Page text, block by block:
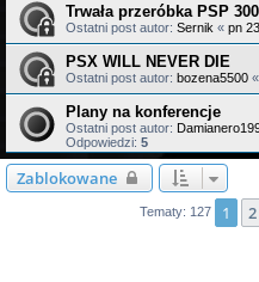
Trwała przeróbka PSP
Ostatni post autor: Sernik « pn
PSX WILL NEVER DIE
Ostatni post autor: bozena5500 «
Plany na konferencje
Ostatni post autor:
Odpowiedzi: 5
Zablokowane
Tematy: 127 1 2